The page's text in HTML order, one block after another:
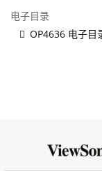
电子目录
OP4636 电子目